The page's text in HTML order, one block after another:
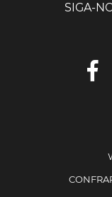
SIGA-